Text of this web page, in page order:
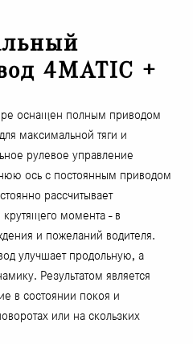
4MATIC +
оснащен полным приводом
максимальной тяги и
рулевое управление
ось с постоянным приводом
рассчитывает
момента - в
и пожеланий водителя.
улучшает продольную, а
Результатом является
в состоянии покоя и
или на скользких